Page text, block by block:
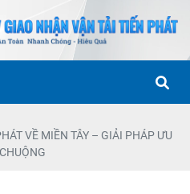
VỀ MIỀN TÂY – GIẢI PHÁP ƯU